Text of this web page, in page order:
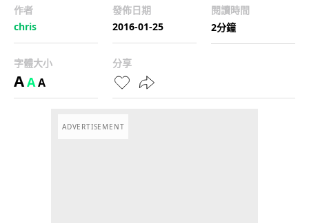
作者
chris
發佈日期
2016-01-25
閱讀時間
2分鐘
字體大小
AAA
分享
ADVERTISEMENT